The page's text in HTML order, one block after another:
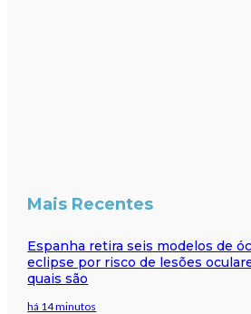
Mais Recentes
Espanha retira seis modelos de
eclipse por risco de lesões
quais são
há 14 minutos